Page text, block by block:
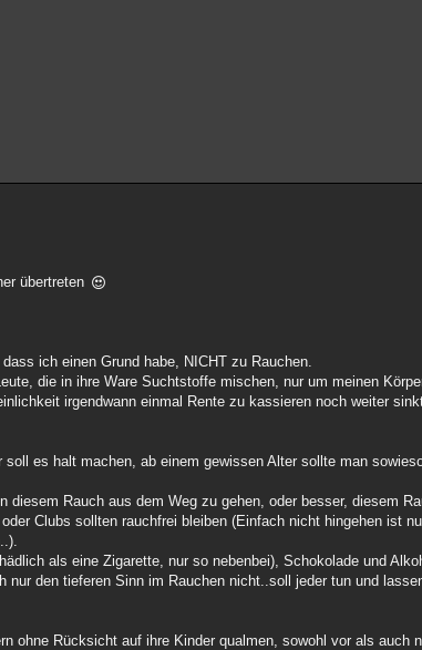
übertreten
ich einen Grund habe, NICHT zu Rauchen.
die in ihre Ware Suchtstoffe mischen, nur um meinen
irgendwann einmal Rente zu kassieren noch weiter
es halt machen, ab einem gewissen Alter sollte man
diesem Rauch aus dem Weg zu gehen, oder besser, diesem
Clubs sollten rauchfrei bleiben (Einfach nicht hingehen ist
als eine Zigarette, nur so nebenbei), Schokolade und
nur den tieferen Sinn im Rauchen nicht..soll jeder tun und
ohne Rücksicht auf ihre Kinder qualmen, sowohl vor als auch